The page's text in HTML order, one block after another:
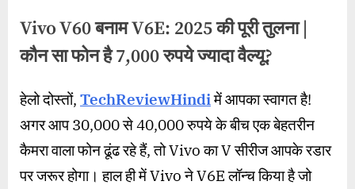
Vivo V60 बनाम V6E: 2025 की पूरी तुलना |
कौन सा फोन है 7,000 रुपये ज्यादा वैल्यू?
on
November 9, 2025
wasimakhter32@gmail.com
2 Comments
Vivo
V60
बनाम
V6E:
2025
हेलो दोस्तों, TechReviewHindiमें आपका स्वागत है!
अगर आप 30,000 से 40,000 रुपये के बीच एक बेहतरीन
कैमरा वाला फोन ढूंढ रहे हैं, तो Vivo का V सीरीज आपके रडार
पर जरूर होगा। हाल ही में Vivo ने V6E लॉन्च किया है जो